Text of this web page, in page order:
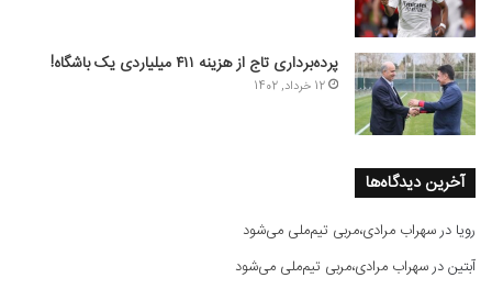
پرده‌برداری تاج از هزینه ۴۱۱ میلیاردی یک باشگاه!
12 خرداد, 1402
آخرین دیدگاه‌ها
رویا درسهراب مرادی،مربی تیم‌ملی می‌شود
آبتیندرسهراب مرادی،مربی تیم‌ملی می‌شود